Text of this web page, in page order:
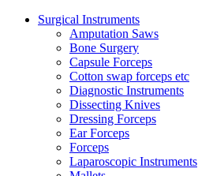
Surgical Instruments
Amputation Saws
Bone Surgery
Capsule Forceps
Cotton swap forceps etc
Diagnostic Instruments
Dissecting Knives
Dressing Forceps
Ear Forceps
Forceps
Laparoscopic Instruments